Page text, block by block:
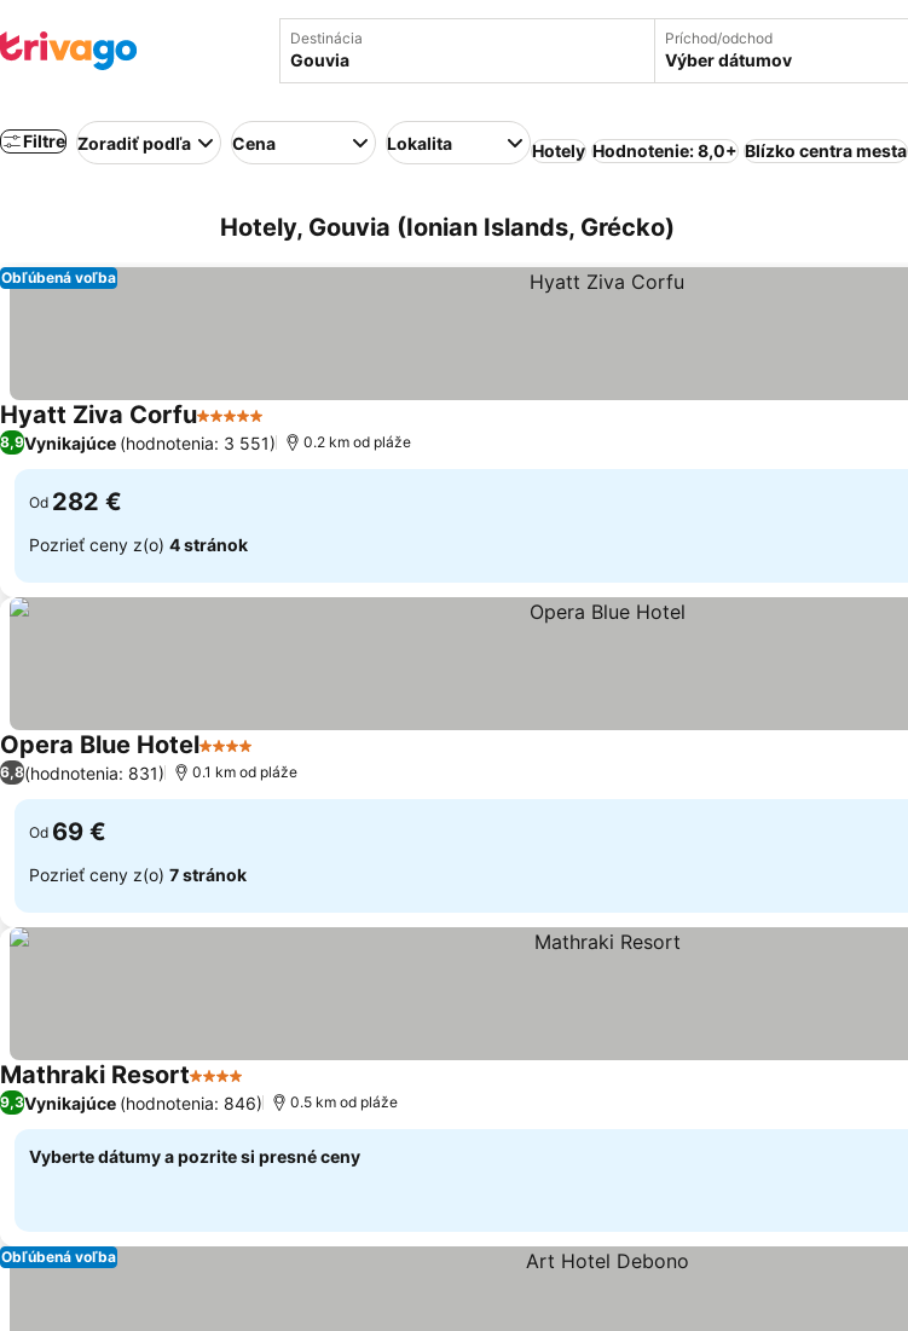
Destinácia Príchod/odchod
Výber dátumov
Filtre Zoradiť podľa Cena Lokalita Hotely Hodnotenie: 8,0+ Blízko centra mesta
Hotely, Gouvia (Ionian Islands, Grécko)
Obľúbená voľba
Hyatt Ziva Corfu5 Počet hviezdičiek
Zobraziť ceny
8,9Vynikajúce (hodnotenia: 3 551) 0.2 km od pláže
Od 282 €
Pozrieť ceny z(o) 4 stránok
Opera Blue Hotel4 Počet hviezdičiek
6,8(hodnotenia: 831) 0.1 km od pláže
Od 69 €
Pozrieť ceny z(o) 7 stránok
Mathraki Resort4 Počet hviezdičiek
Zobraziť ceny
9,3Vynikajúce (hodnotenia: 846) 0.5 km od pláže
Vyberte dátumy a pozrite si presné ceny
Obľúbená voľba